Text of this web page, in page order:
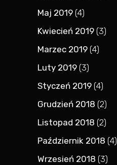
Maj 2019 (4)
Kwiecień 2019 (3)
Marzec 2019 (4)
Luty 2019 (3)
Styczeń 2019 (4)
Grudzień 2018 (2)
Listopad 2018 (2)
Październik 2018 (4)
Wrzesień 2018 (3)